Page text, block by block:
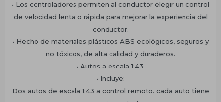
• Los controladores permiten al conductor elegir un control
de velocidad lenta o rápida para mejorar la experiencia del
conductor.
• Hecho de materiales plásticos ABS ecológicos, seguros y
no tóxicos, de alta calidad y duraderos.
• Autos a escala 1:43.
• Incluye:
Dos autos de escala 1:43 a control remoto. cada auto tiene